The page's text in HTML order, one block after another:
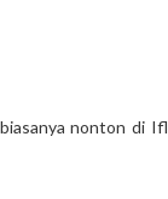
nonton di